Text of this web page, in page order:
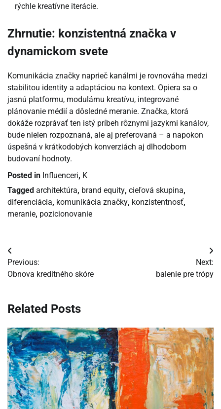
rýchle kreatívne iterácie.
Zhrnutie: konzistentná značka v
dynamickom svete
Komunikácia značky naprieč kanálmi je rovnováha medzi
stabilitou identity a adaptáciou na kontext. Opiera sa o
jasnú platformu, modulárnu kreatívu, integrované
plánovanie médií a dôsledné meranie. Značka, ktorá
dokáže rozprávať ten istý príbeh rôznymi jazykmi kanálov,
bude nielen rozpoznaná, ale aj preferovaná – a napokon
úspešná v krátkodobých konverziách aj dlhodobom
budovaní hodnoty.
Posted in Influenceri, K
Tagged architektúra, brand equity, cieľová skupina,
diferenciácia, komunikácia značky, konzistentnosť,
meranie, pozicionovanie
Navigácia
v
Previous:
Obnova kreditného skóre
Next:
balenie pre trópy
Related Posts